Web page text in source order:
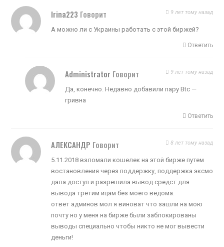
Irina223 Говорит 9 лет тому назад
А можно ли с Украины работать с этой биржей?
Ответить
Administrator Говорит 9 лет тому назад
Да, конечно. Недавно добавили пару Btc —
гривна
Ответить
АЛЕКСАНДР Говорит 8 лет тому назад
5.11.2018 взломали кошелек на этой бирже путем
востановления через поддержку, поддержка эксмо
дала доступ и разрешила вывод средст для
вывода третим ицам без моего ведома.
ответ админов мол я виноват что зашли на мою
почту но у меня на бирже были заблокированы
выводы специально чтобы никто не мог вывести
деньги!